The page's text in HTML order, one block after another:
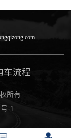
车流程
所有
-1